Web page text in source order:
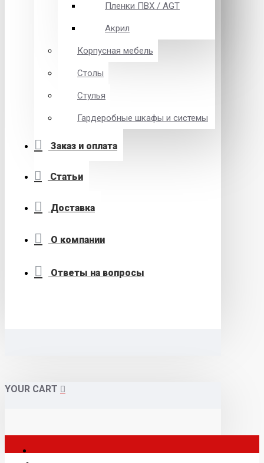
Пленки ПВХ / AGT
Акрил
Корпусная мебель
Столы
Стулья
Гардеробные шкафы и системы
Заказ и оплата
Статьи
Доставка
О компании
Ответы на вопросы
YOUR CART